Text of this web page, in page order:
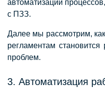
автоматизации
с ПЗЗ.
Далее мы рассмотрим,
регламентам
проблем.
3. Автоматизация